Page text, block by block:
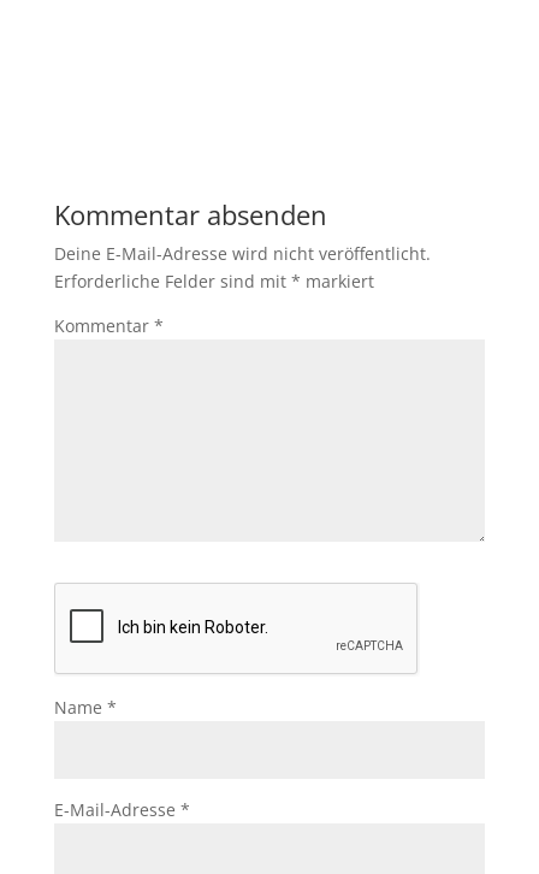
Kommentar absenden
Deine E-Mail-Adresse wird nicht veröffentlicht.
Erforderliche Felder sind mit * markiert
Kommentar *
Name *
E-Mail-Adresse *